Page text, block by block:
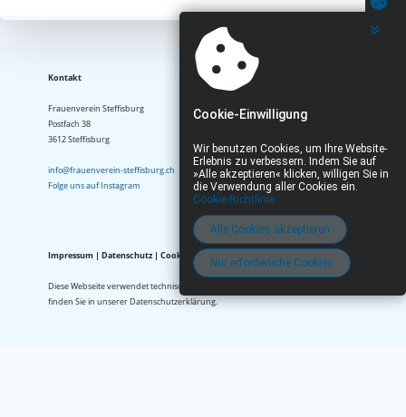
Kontakt
Frauenverein Steffisburg
Postfach 38
3612 Steffisburg
info@frauenverein-steffisburg.ch
Folge uns auf Instagram
Impressum | Datenschutz | Cookie‑Hinweis
Diese Webseite verwendet technisch notwendige Cookies. Informationen zum Umgang mit
finden Sie in unserer Datenschutzerklärung.
Cookie-Einwilligung
Wir benutzen Cookies, um Ihre Website-
Erlebnis zu verbessern. Indem Sie auf
»Alle akzeptieren« klicken, willigen Sie in
die Verwendung aller Cookies ein.
Cookie-Richtlinie.
Alle Cookies akzeptieren
Nur erforderliche Cookies